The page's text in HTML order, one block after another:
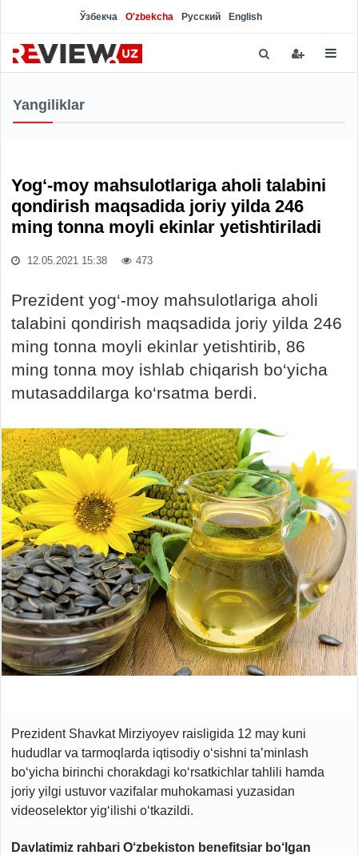
Ўзбекча O'zbekcha Русский English
Yangiliklar
Yog‘-moy mahsulotlariga aholi talabini
qondirish maqsadida joriy yilda 246
ming tonna moyli ekinlar yetishtiriladi
12.05.2021 15:38 473
Prezident yog‘-moy mahsulotlariga aholi
talabini qondirish maqsadida joriy yilda 246
ming tonna moyli ekinlar yetishtirib, 86
ming tonna moy ishlab chiqarish bo‘yicha
mutasaddilarga ko‘rsatma berdi.
Prezident Shavkat Mirziyoyev raisligida 12 may kuni
hududlar va tarmoqlarda iqtisodiy o‘sishni ta’minlash
bo‘yicha birinchi chorakdagi ko‘rsatkichlar tahlili hamda
joriy yilgi ustuvor vazifalar muhokamasi yuzasidan
videoselektor yig‘ilishi o‘tkazildi.
Davlatimiz rahbari O‘zbekiston benefitsiar bo‘lgan